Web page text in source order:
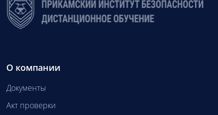
О компании
Документы
Акт проверки